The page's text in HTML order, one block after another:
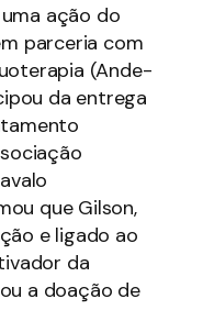
ação do
parceria com
(Ande-
da entrega
que Gilson,
e ligado ao
da
a doação de